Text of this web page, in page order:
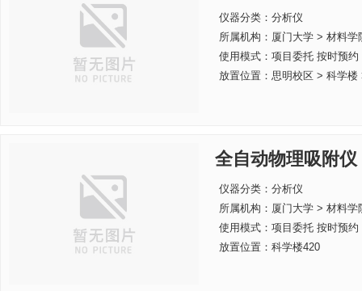
仪器分类：分析仪
所属机构： 厦门大学 > 材料学
使用模式：项目委托 按时预约
放置位置：思明校区 > 科学楼
全自动物理吸附仪
仪器分类：分析仪
所属机构： 厦门大学 > 材料学
使用模式：项目委托 按时预约
放置位置：科学楼420